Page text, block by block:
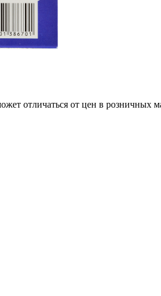
отличаться от цен в розничных